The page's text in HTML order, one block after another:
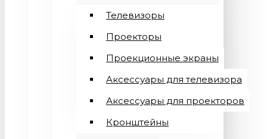
Телевизоры
Проекторы
Проекционные экраны
Aксессуары для телевизора
Аксессуары для проекторов
Кронштейны